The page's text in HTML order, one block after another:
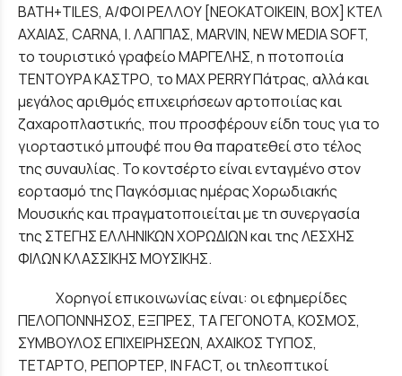
ΒΑΤΗ+TILES, Α/ΦΟΙ ΡΕΛΛΟΥ [ΝΕΟΚΑΤΟΙΚΕΙΝ, ΒΟΧ] ΚΤΕΛ
ΑΧΑΙΑΣ, CARNA, Ι. ΛΑΠΠΑΣ, MARVIN, NEW MEDIA SOFT,
το τουριστικό γραφείο ΜΑΡΓΕΛΗΣ, η ποτοποιία
ΤΕΝΤΟΥΡΑ ΚΑΣΤΡΟ, το MAX PERRY Πάτρας, αλλά και
μεγάλος αριθμός επιχειρήσεων αρτοποιίας και
ζαχαροπλαστικής, που προσφέρουν είδη τους για το
γιορταστικό μπουφέ που θα παρατεθεί στο τέλος
της συναυλίας. Το κοντσέρτο είναι ενταγμένο στον
εορτασμό της Παγκόσμιας ημέρας Χορωδιακής
Μουσικής και πραγματοποιείται με τη συνεργασία
της ΣΤΕΓΗΣ ΕΛΛΗΝΙΚΩΝ ΧΟΡΩΔΙΩΝ και της ΛΕΣΧΗΣ
ΦΙΛΩΝ ΚΛΑΣΣΙΚΗΣ ΜΟΥΣΙΚΗΣ.
Χορηγοί επικοινωνίας είναι: οι εφημερίδες
ΠΕΛΟΠΟΝΝΗΣΟΣ, ΕΞΠΡΕΣ, ΤΑ ΓΕΓΟΝΟΤΑ, ΚΟΣΜΟΣ,
ΣΥΜΒΟΥΛΟΣ ΕΠΙΧΕΙΡΗΣΕΩΝ, ΑΧΑΙΚΟΣ ΤΥΠΟΣ,
ΤΕΤΑΡΤΟ, ΡΕΠΟΡΤΕΡ, ΙΝ FACT, οι τηλεοπτικοί